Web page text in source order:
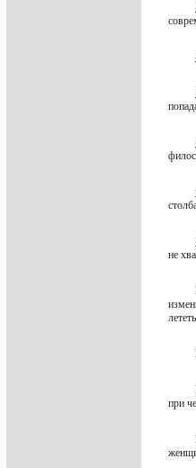
не
при